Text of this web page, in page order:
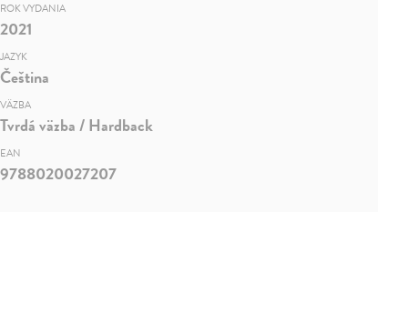
ROK VYDANIA
2021
JAZYK
Čeština
VÄZBA
Tvrdá väzba / Hardback
EAN
9788020027207